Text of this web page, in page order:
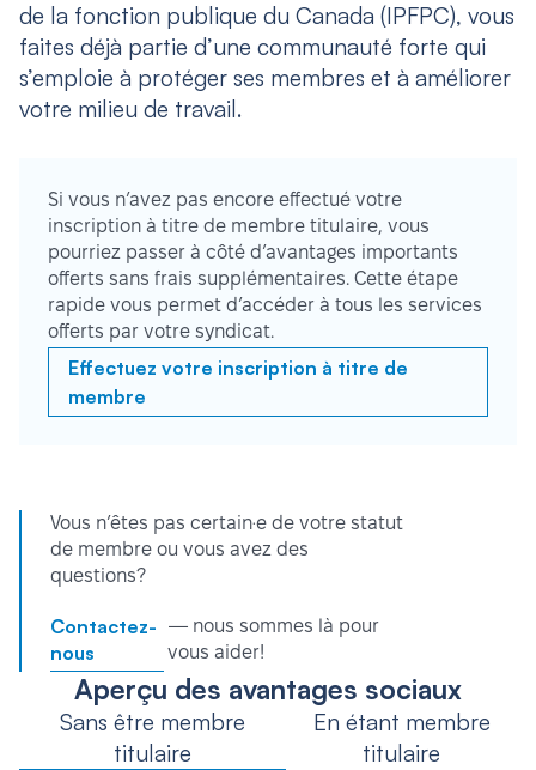
de la fonction publique du Canada (IPFPC), vous
faites déjà partie d’une communauté forte qui
s’emploie à protéger ses membres et à améliorer
votre milieu de travail.
Si vous n’avez pas encore effectué votre
inscription à titre de membre titulaire, vous
pourriez passer à côté d’avantages importants
offerts sans frais supplémentaires. Cette étape
rapide vous permet d’accéder à tous les services
offerts par votre syndicat.
Effectuez votre inscription à titre de
membre
Vous n’êtes pas certain·e de votre statut
de membre ou vous avez des
questions?
Contactez-
nous
— nous sommes là pour
vous aider!
Aperçu des avantages sociaux
Sans être membre
titulaire
En étant membre
titulaire